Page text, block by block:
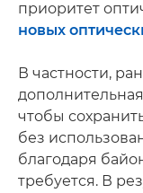
приоритет
новых
В частности,
чтобы
без
благодаря
требуется. В